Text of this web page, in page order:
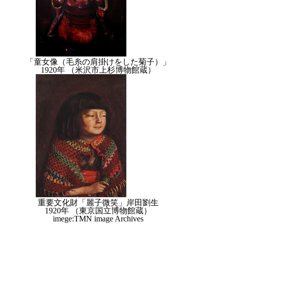
「童女像（毛糸の肩掛けをした菊子）」
1920年 （米沢市上杉博物館蔵）
重要文化財「麗子微笑」岸田劉生
1920年 （東京国立博物館蔵）
imege:TMN image Archives